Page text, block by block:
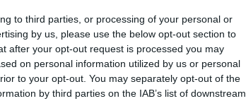
to third parties, or processing of your personal or
by us, please use the below opt-out section to
after your opt-out request is processed you may
on personal information utilized by us or personal
to your opt-out. You may separately opt-out of the
by third parties on the IAB’s list of downstream